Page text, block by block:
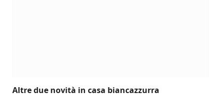
Altre due novità in casa biancazzurra